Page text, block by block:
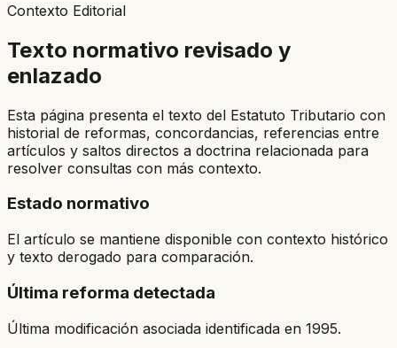
Contexto Editorial
Texto normativo revisado y
enlazado
Esta página presenta el texto del Estatuto Tributario con
historial de reformas, concordancias, referencias entre
artículos y saltos directos a doctrina relacionada para
resolver consultas con más contexto.
Estado normativo
El artículo se mantiene disponible con contexto histórico
y texto derogado para comparación.
Última reforma detectada
Última modificación asociada identificada en 1995.